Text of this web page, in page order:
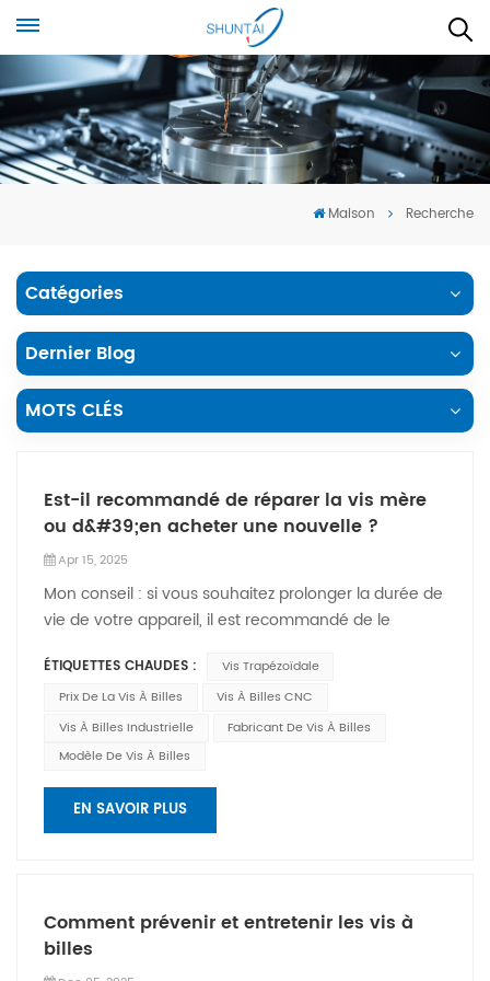
Maison Recherche
Catégories
Dernier Blog
MOTS CLÉS
Est-il recommandé de réparer la vis mère
ou d&#39;en acheter une nouvelle ?
Apr 15, 2025
Mon conseil : si vous souhaitez prolonger la durée de
vie de votre appareil, il est recommandé de le
sont également à prévoir. Il est important de bien
réfléchir à la gravité des dommages.Vis à billes Il
s&#39;agit d&#39;un dispositif de transmission
mécanique courant utilisé pour convertir un
Cependant, une utilisation prolongée ou un entretien
inapproprié peuvent endommager la vis à billes ou
importante se pose : faut-il la réparer ou en acheter
une nouvelle ? Option 1 : Réparer la vis à billes 1.
Économique : Réparer une vis à billes est
ÉTIQUETTES CHAUDES :
Vis Trapézoïdale
Prix De La Vis À Billes
Vis À Billes CNC
Vis À Billes Industrielle
Fabricant De Vis À Billes
Modèle De Vis À Billes
EN SAVOIR PLUS
Comment prévenir et entretenir les vis à
billes